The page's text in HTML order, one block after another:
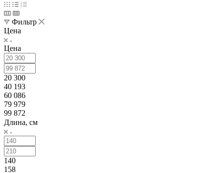
Фильтр
Цена
Цена
20 300
40 193
60 086
79 979
99 872
Длина, см
140
158